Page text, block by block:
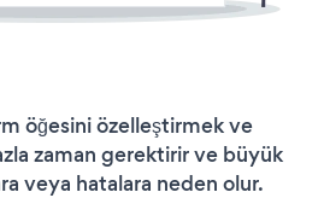
öğesini özelleştirmek ve
zaman gerektirir ve büyük
veya hatalara neden olur.